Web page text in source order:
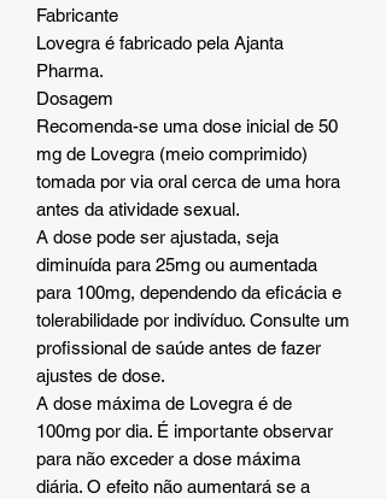
Fabricante
Lovegra é fabricado pela Ajanta
Pharma.
Dosagem
Recomenda-se uma dose inicial de 50
mg de Lovegra (meio comprimido)
tomada por via oral cerca de uma hora
antes da atividade sexual.
A dose pode ser ajustada, seja
diminuída para 25mg ou aumentada
para 100mg, dependendo da eficácia e
tolerabilidade por indivíduo. Consulte um
profissional de saúde antes de fazer
ajustes de dose.
A dose máxima de Lovegra é de
100mg por dia. É importante observar
para não exceder a dose máxima
diária. O efeito não aumentará se a